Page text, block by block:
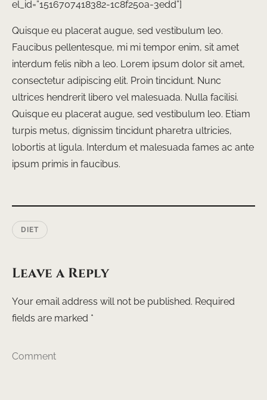
el_id=”1516707418382-1c8f250a-3edd”]
Quisque eu placerat augue, sed vestibulum leo.
Faucibus pellentesque, mi mi tempor enim, sit amet
interdum felis nibh a leo. Lorem ipsum dolor sit amet,
consectetur adipiscing elit. Proin tincidunt. Nunc
ultrices hendrerit libero vel malesuada. Nulla facilisi.
Quisque eu placerat augue, sed vestibulum leo. Etiam
turpis metus, dignissim tincidunt pharetra ultricies,
lobortis at ligula. Interdum et malesuada fames ac ante
ipsum primis in faucibus.
DIET
Leave a Reply
Your email address will not be published. Required
fields are marked *
Comment